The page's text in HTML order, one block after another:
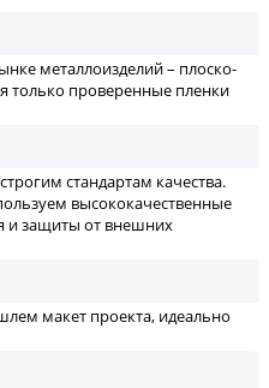
металлоизделий – плоско-
только проверенные пленки
стандартам качества.
высококачественные
и защиты от внешних
макет проекта, идеально